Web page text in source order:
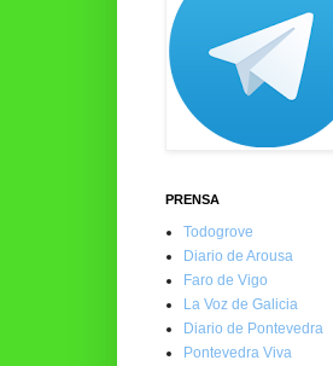
PRENSA
Todogrove
Diario de Arousa
Faro de Vigo
La Voz de Galicia
Diario de Pontevedra
Pontevedra Viva